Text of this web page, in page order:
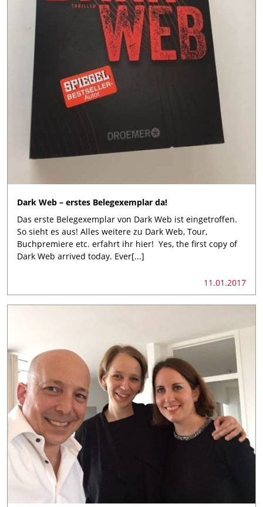
Dark Web – erstes Belegexemplar da!
Das erste Belegexemplar von Dark Web ist eingetroffen.
So sieht es aus! Alles weitere zu Dark Web, Tour,
Buchpremiere etc. erfahrt ihr hier! Yes, the first copy of
Dark Web arrived today. Ever[...]
11.01.2017